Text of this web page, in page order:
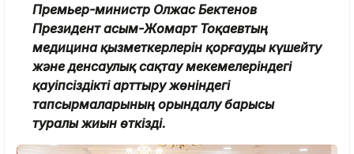
Премьер-министр Олжас Бектенов
Президент Қасым-Жомарт Тоқаевтың
медицина қызметкерлерін қорғауды күшейту
және денсаулық сақтау мекемелеріндегі
қауіпсіздікті арттыру жөніндегі
тапсырмаларының орындалу барысы
туралы жиын өткізді.